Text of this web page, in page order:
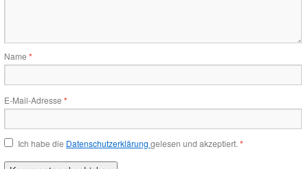
Name *
E-Mail-Adresse *
Ich habe die Datenschutzerklärung gelesen und akzeptiert. *